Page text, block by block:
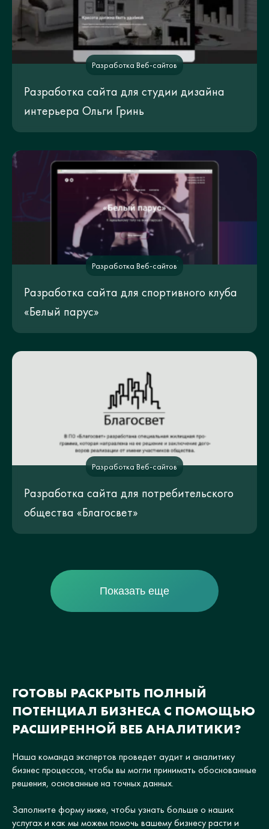
Разработка Веб-сайтов
Разработка сайта для студии дизайна
интерьера Ольги Гринь
Разработка Веб-сайтов
Разработка сайта для спортивного клуба
«Белый парус»
Разработка Веб-сайтов
Разработка сайта для потребительского
общества «Благосвет»
Показать еще
ГОТОВЫ РАСКРЫТЬ ПОЛНЫЙ
ПОТЕНЦИАЛ БИЗНЕСА С ПОМОЩЬЮ
РАСШИРЕННОЙ ВЕБ АНАЛИТИКИ?
Наша команда экспертов проведет аудит и аналитику
бизнес процессов, чтобы вы могли принимать обоснованные
решения, основанные на точных данных.
Заполните форму ниже, чтобы узнать больше о наших
услугах и как мы можем помочь вашему бизнесу расти и